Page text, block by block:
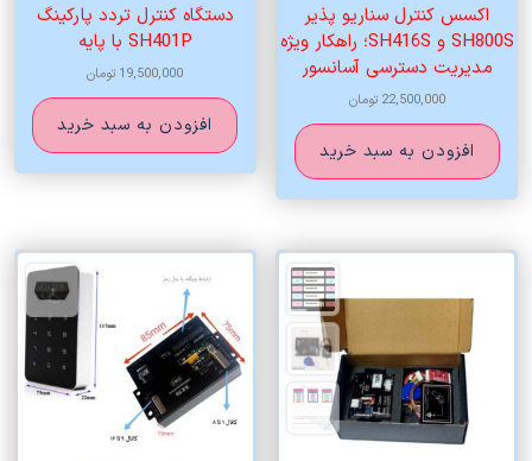
اکسس کنترل سناریو پذیر
SH800S و SH416S؛ راهکار ویژه
مدیریت دسترسی آسانسور
22,500,000 تومان
افزودن به سبد خرید
دستگاه کنترل تردد پارکینگ
SH401P با پایه
19,500,000 تومان
افزودن به سبد خرید